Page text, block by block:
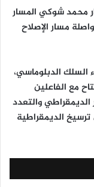
محمد شوكي المسار
مسار الإصلاح
السلك الدبلوماسي،
مع الفاعلين
الديمقراطي والتعدد
الديمقراطية